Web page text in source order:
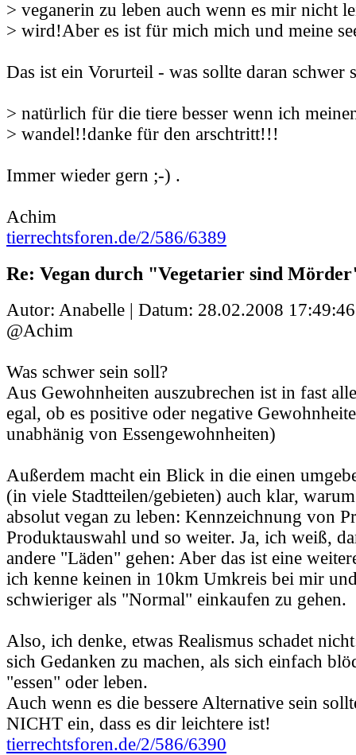
> veganerin zu leben auch wenn es mir nicht
> wird!Aber es ist für mich mich und meine
Das ist ein Vorurteil - was sollte daran schwer
> natürlich für die tiere besser wenn ich
> wandel!!danke für den arschtritt!!!
Immer wieder gern ;-) .
Achim
tierrechtsforen.de/2/586/6389
Re: Vegan durch "Vegetarier sind
Autor: Anabelle | Datum: 28.02.2008 17:49:46
@Achim
Was schwer sein soll?
Aus Gewohnheiten auszubrechen ist in fast
egal, ob es positive oder negative
unabhänig von Essengewohnheiten)
Außerdem macht ein Blick in die einen
(in viele Stadtteilen/gebieten) auch klar,
absolut vegan zu leben: Kennzeichnung von
Produktauswahl und so weiter. Ja, ich weiß,
andere "Läden" gehen: Aber das ist eine
ich kenne keinen in 10km Umkreis bei mir
schwieriger als "Normal" einkaufen zu gehen.
Also, ich denke, etwas Realismus schadet
sich Gedanken zu machen, als sich einfach
"essen" oder leben.
Auch wenn es die bessere Alternative sein
NICHT ein, dass es dir leichtere ist!
tierrechtsforen.de/2/586/6390